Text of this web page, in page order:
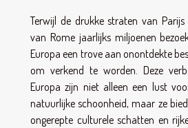
Terwijl de drukke straten van
van Rome jaarlijks miljoenen
Europa een trove aan onontdekte
om verkend te worden. Deze
Europa zijn niet alleen een lust
natuurlijke schoonheid, maar ze
ongerepte culturele schatten en